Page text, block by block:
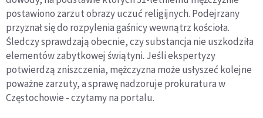
postawiono zarzut obrazy uczuć religijnych. Podejrzany
przyznał się do rozpylenia gaśnicy wewnątrz kościoła.
Śledczy sprawdzają obecnie, czy substancja nie uszkodziła
elementów zabytkowej świątyni. Jeśli ekspertyzy
potwierdzą zniszczenia, mężczyzna może usłyszeć kolejne
poważne zarzuty, a sprawę nadzoruje prokuratura w
Częstochowie - czytamy na portalu.